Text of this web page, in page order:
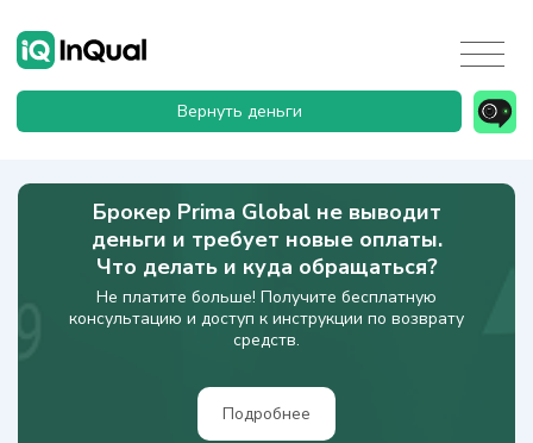
Вернуть деньги
Брокер Prima Global не выводит
деньги и требует новые оплаты.
Что делать и куда обращаться?
Не платите больше! Получите бесплатную
консультацию и доступ к инструкции по возврату
средств.
Подробнее